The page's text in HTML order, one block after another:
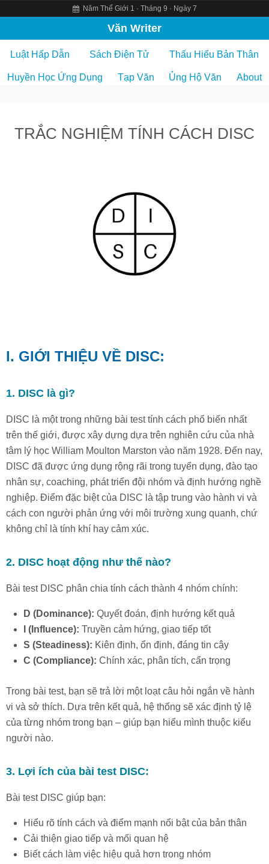
Năm Thế Giới 1 · Tháng 9 · Ngày 7
k
Văn Writer
Luật Hấp Dẫn Sách Điện Tử Thấu Hiểu Bản Thân
Huyền Học Ứng Dụng Tạp Văn Ủng Hộ Văn About
TRẮC NGHIỆM TÍNH CÁCH DISC
I. GIỚI THIỆU VỀ DISC:
1. DISC là gì?
DISC là một trong những bài test tính cách phổ biến nhất
trên thế giới, được xây dựng dựa trên nghiên cứu của nhà
tâm lý học William Moulton Marston vào năm 1928. Đến nay,
DISC đã được ứng dụng rộng rãi trong tuyển dụng, đào tạo
nhân sự, coaching, phát triển đội nhóm và định hướng nghề
nghiệp. Điểm đặc biệt của DISC là tập trung vào hành vi và
cách con người phản ứng với môi trường xung quanh, chứ
không chỉ là tính khí hay cảm xúc.
2. DISC hoạt động như thế nào?
Bài test DISC phân chia tính cách thành 4 nhóm chính:
D (Dominance): Quyết đoán, định hướng kết quả
I (Influence): Truyền cảm hứng, giao tiếp tốt
S (Steadiness): Kiên định, ổn định, đáng tin cậy
C (Compliance): Chính xác, phân tích, cẩn trọng
Trong bài test, bạn sẽ trả lời một loạt câu hỏi ngắn về hành
vi và sở thích. Dựa trên kết quả, hệ thống sẽ xác định tỷ lệ
của từng nhóm trong bạn – giúp bạn hiểu mình thuộc kiểu
người nào.
3. Lợi ích của bài test DISC:
Bài test DISC giúp bạn:
Hiểu rõ tính cách và điểm mạnh nổi bật của bản thân
Cải thiện giao tiếp và mối quan hệ
Biết cách làm việc hiệu quả hơn trong nhóm